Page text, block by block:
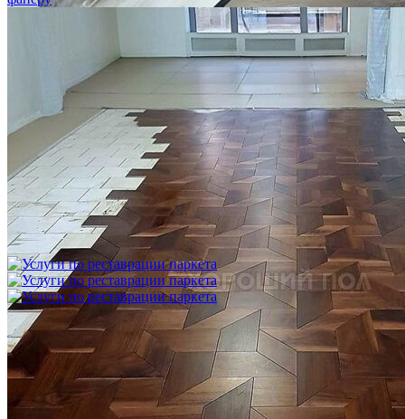
Укладка модульного паркета с финишным покрытием на
фанеру
3 600 ₽